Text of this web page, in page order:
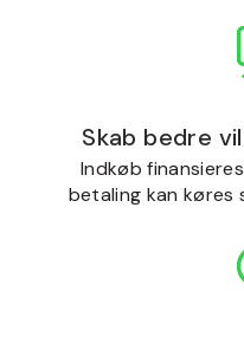
Skab bedre
Indkøb
betaling kan køres